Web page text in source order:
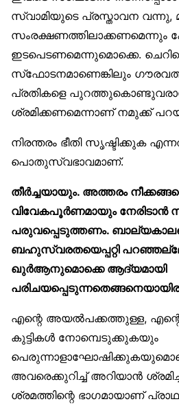
സ്വാമിയുടെ പ്രസ്താവന വന്നു,
സംരക്ഷണത്തിലാക്കണമെന്നും
ഇടപെടണമെന്നുമൊക്കെ.
സ്‌ഫോടനമാണെങ്കിലും
പ്രതികളെ
ശ്രമിക്കണമെന്നാണ് നമുക്ക്
നിരന്തരം ഭീതി സൃഷ്ടിക്കുക
പൊതുസ്വഭാവമാണ്.
തീർച്ചയായും. അത്തരം
വിവേകപൂർണമായും നേരിടാൻ
പരുവപ്പെടുത്തണം.
ബഹുസ്വരതയെപ്പറ്റി
ഖുർആനുമൊക്കെ ആദ്യമായി
എന്റെ അയൽപക്കത്തുള്ള,
കുട്ടികൾ നോമ്പെടുക്കുകയും
അവരെക്കുറിച്ച് അറിയാൻ
ശ്രമത്തിന്റെ ഭാഗമായാണ്